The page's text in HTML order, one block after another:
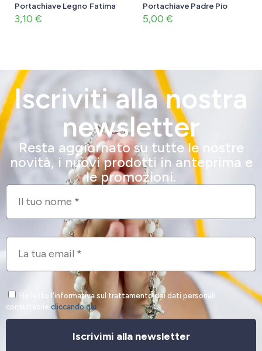
Portachiave Legno Fatima
3,10 €
Portachiave Padre Pio
5,00 €
Iscriviti alla nostra
newsletter
Resta aggiornato su tutte le nostre
novità, i nuovi prodotti in anteprima e
le promozioni.
Ho letto l'informativa sul trattamento dei dati personali
consultabile cliccando qui.
Iscrivimi alla newsletter